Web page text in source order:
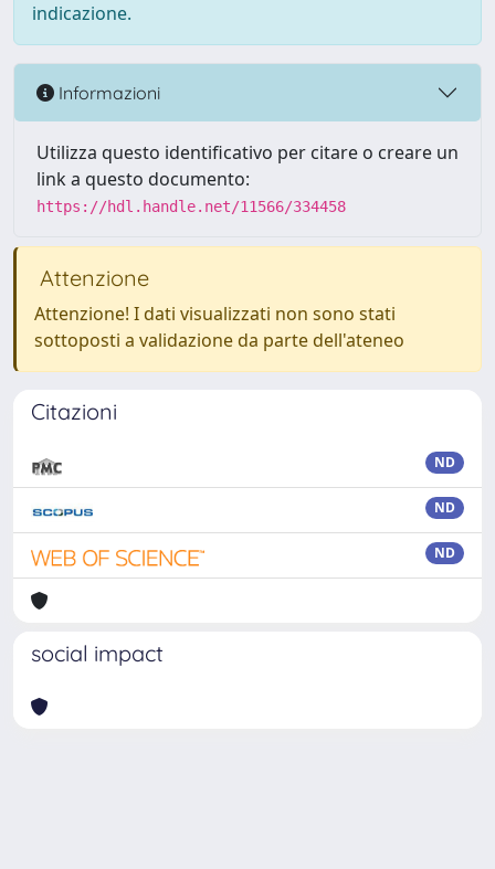
indicazione.
Informazioni
Utilizza questo identificativo per citare o creare un
link a questo documento:
https://hdl.handle.net/11566/334458
Attenzione
Attenzione! I dati visualizzati non sono stati
sottoposti a validazione da parte dell'ateneo
Citazioni
ND
ND
ND
social impact